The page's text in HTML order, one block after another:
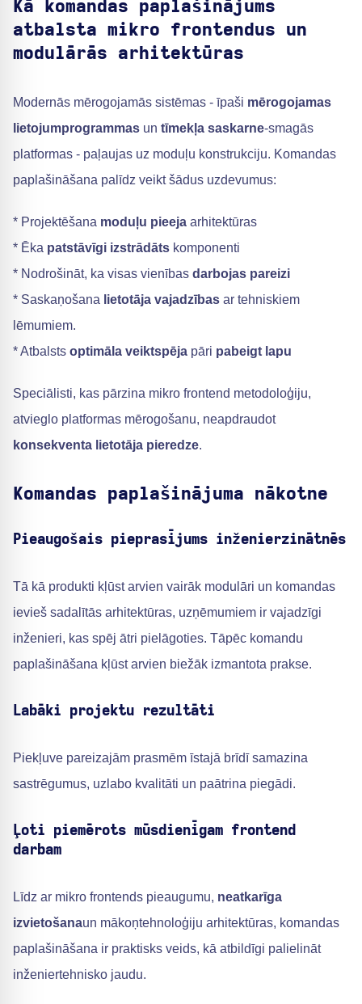
Kā komandas paplašinājums
atbalsta mikro frontendus un
modulārās arhitektūras
Modernās mērogojamās sistēmas - īpaši mērogojamas
lietojumprogrammas un tīmekļa saskarne-smagās
platformas - paļaujas uz moduļu konstrukciju. Komandas
paplašināšana palīdz veikt šādus uzdevumus:
* Projektēšana moduļu pieeja arhitektūras
* Ēka patstāvīgi izstrādāts komponenti
* Nodrošināt, ka visas vienības darbojas pareizi
* Saskaņošana lietotāja vajadzības ar tehniskiem
lēmumiem.
* Atbalsts optimāla veiktspēja pāri pabeigt lapu
Speciālisti, kas pārzina mikro frontend metodoloģiju,
atvieglo platformas mērogošanu, neapdraudot
konsekventa lietotāja pieredze.
Komandas paplašinājuma nākotne
Pieaugošais pieprasījums inženierzinātnēs
Tā kā produkti kļūst arvien vairāk modulāri un komandas
ievieš sadalītās arhitektūras, uzņēmumiem ir vajadzīgi
inženieri, kas spēj ātri pielāgoties. Tāpēc komandu
paplašināšana kļūst arvien biežāk izmantota prakse.
Labāki projektu rezultāti
Piekļuve pareizajām prasmēm īstajā brīdī samazina
sastrēgumus, uzlabo kvalitāti un paātrina piegādi.
Ļoti piemērots mūsdienīgam frontend
darbam
Līdz ar mikro frontends pieaugumu, neatkarīga
izvietošanaun mākoņtehnoloģiju arhitektūras, komandas
paplašināšana ir praktisks veids, kā atbildīgi palielināt
inženiertehnisko jaudu.